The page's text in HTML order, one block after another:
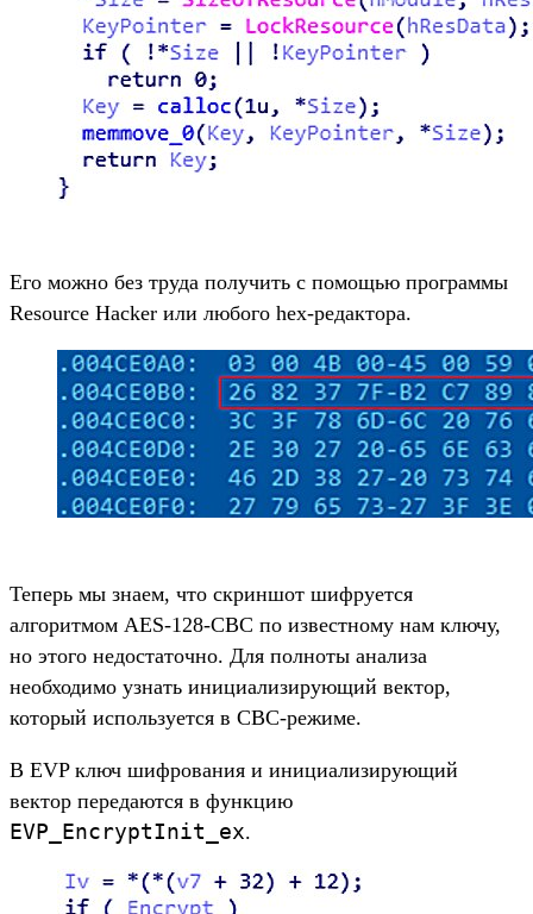
Его можно без труда получить с помощью программы
Resource Hacker или любого hex-редактора.
Теперь мы знаем, что скриншот шифруется
алгоритмом AES-128-CBC по известному нам ключу,
но этого недостаточно. Для полноты анализа
необходимо узнать инициализирующий вектор,
который используется в CBC-режиме.
В EVP ключ шифрования и инициализирующий
вектор передаются в функцию
EVP_EncryptInit_ex.